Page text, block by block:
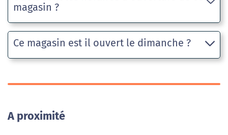
magasin ?
Ce magasin est il ouvert le dimanche ?
A proximité